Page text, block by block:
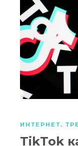
ИНТЕРНЕТ,
TikTok